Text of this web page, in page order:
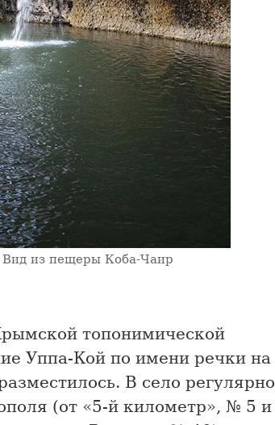
из пещеры Коба-Чаир
топонимической
Уппа-Кой по имени речки на
В село регулярно
(от «5-й километр», № 5 и